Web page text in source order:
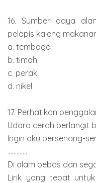
16. Sumber daya
pelapis kaleng
a. tembaga
b. timah
c. perak
d. nikel
17. Perhatikan
Udara cerah berlangit
Ingin aku bersenang-
.............
Di alam bebas dan
Lirik yang tepat